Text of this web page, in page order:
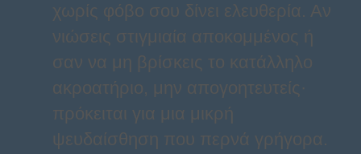
χωρίς φόβο σου δίνει ελευθερία. Αν
νιώσεις στιγμιαία αποκομμένος ή
σαν να μη βρίσκεις το κατάλληλο
ακροατήριο, μην απογοητευτείς·
πρόκειται για μια μικρή
ψευδαίσθηση που περνά γρήγορα.